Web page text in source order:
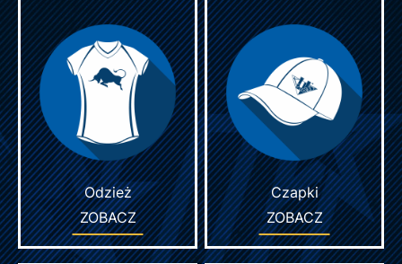
Odzież
ZOBACZ
Czapki
ZOBACZ